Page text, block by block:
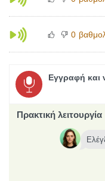
0
Εγγραφή και
Πρακτική λειτουργία